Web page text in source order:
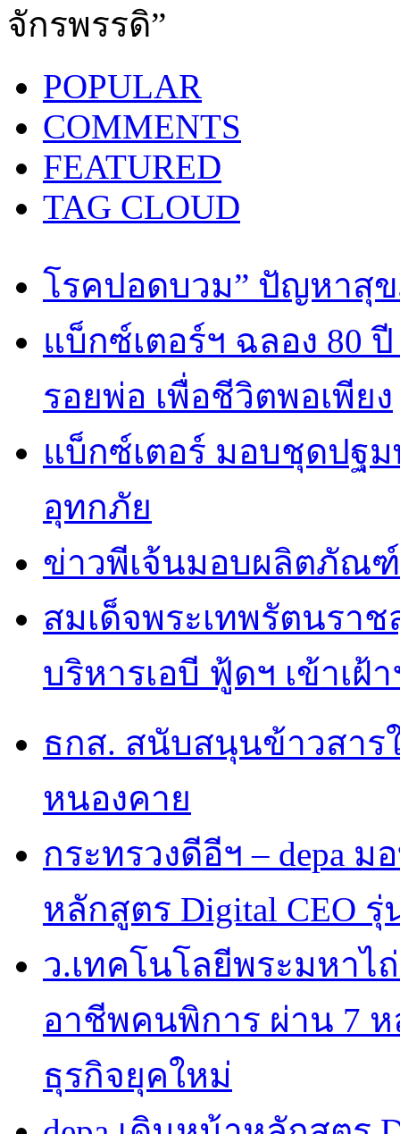
จักรพรรดิ”
POPULAR
COMMENTS
FEATURED
TAG CLOUD
โรคปอดบวม” ปัญหาสุ
แบ็กซ์เตอร์ฯ ฉลอง 80
รอยพ่อ เพื่อชีวิตพอเพียง
แบ็กซ์เตอร์ มอบชุดปฐ
อุทกภัย
ข่าวพีเจ้นมอบผลิตภัณ
สมเด็จพระเทพรัตนรา
บริหารเอบี ฟู้ดฯ เข้าเฝ้
ธกส. สนับสนุนข้าวสาร
หนองคาย
กระทรวงดีอีฯ – depa
หลักสูตร Digital CEO รุ่
ว.เทคโนโลยีพระมหาไ
อาชีพคนพิการ ผ่าน 7
ธุรกิจยุคใหม่